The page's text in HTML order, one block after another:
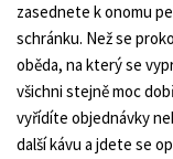
zasednete k onomu
schránku. Než se
oběda, na který se
všichni stejně moc
vyřídíte objednávky
další kávu a jdete se